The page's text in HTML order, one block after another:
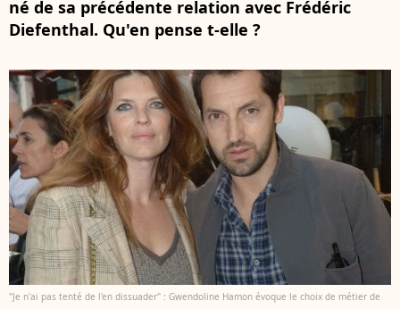
né de sa précédente relation avec Frédéric
Diefenthal. Qu'en pense t-elle ?
"Je n'ai pas tenté de l'en dissuader" : Gwendoline Hamon évoque le choix de métier de